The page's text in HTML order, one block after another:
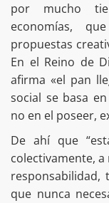
por mucho
economías,
propuestas
En el Reino de
afirma «el pan
social se basa
no en el poseer,
De ahí que
colectivamente,
responsabilidad,
que nunca